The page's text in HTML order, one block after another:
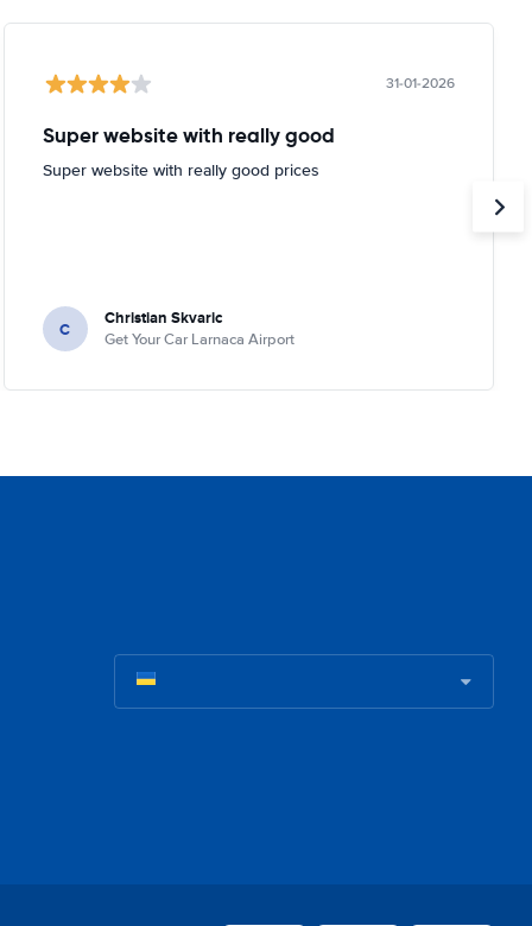
31-01-2026
Super website with really good
Super website with really good prices
C Christian Skvaric
Get Your Car Larnaca Airport